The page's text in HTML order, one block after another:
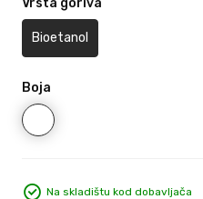
Bioetanol
Boja
Na skladištu kod dobavljača